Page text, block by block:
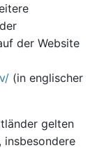
der Website
(in englischer
gelten
insbesondere